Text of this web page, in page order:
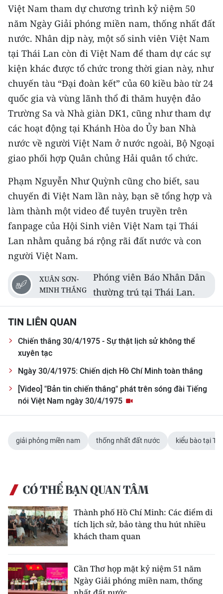
Việt Nam tham dự chương trình kỷ niệm 50
năm Ngày Giải phóng miền nam, thống nhất đất
nước. Nhân dịp này, một số sinh viên Việt Nam
tại Thái Lan còn đi Việt Nam để tham dự các sự
kiện khác được tổ chức trong thời gian này, như
chuyến tàu “Đại đoàn kết” của 60 kiều bào từ 24
quốc gia và vùng lãnh thổ đi thăm huyện đảo
Trường Sa và Nhà giàn DK1, cũng như tham dự
các hoạt động tại Khánh Hòa do Ủy ban Nhà
nước về người Việt Nam ở nước ngoài, Bộ Ngoại
giao phối hợp Quân chủng Hải quân tổ chức.
Phạm Nguyễn Như Quỳnh cũng cho biết, sau
chuyến đi Việt Nam lần này, bạn sẽ tổng hợp và
làm thành một video để tuyên truyền trên
fanpage của Hội Sinh viên Việt Nam tại Thái
Lan nhằm quảng bá rộng rãi đất nước và con
người Việt Nam.
XUÂN SƠN-
MINH THẮNG
Phóng viên Báo Nhân Dân
thường trú tại Thái Lan.
TIN LIÊN QUAN
Chiến thắng 30/4/1975 - Sự thật lịch sử không thể
xuyên tạc
Ngày 30/4/1975: Chiến dịch Hồ Chí Minh toàn thắng
[Video] "Bản tin chiến thắng" phát trên sóng đài Tiếng
nói Việt Nam ngày 30/4/1975
giải phỏng miền nam thống nhất đất nước kiểu bào tại
CÓ THỂ BẠN QUAN TÂM
Thành phố Hồ Chí Minh: Các điểm di
tích lịch sử, bảo tàng thu hút nhiều
khách tham quan
Cần Thơ họp mặt kỷ niệm 51 năm
Ngày Giải phóng miền nam, thống